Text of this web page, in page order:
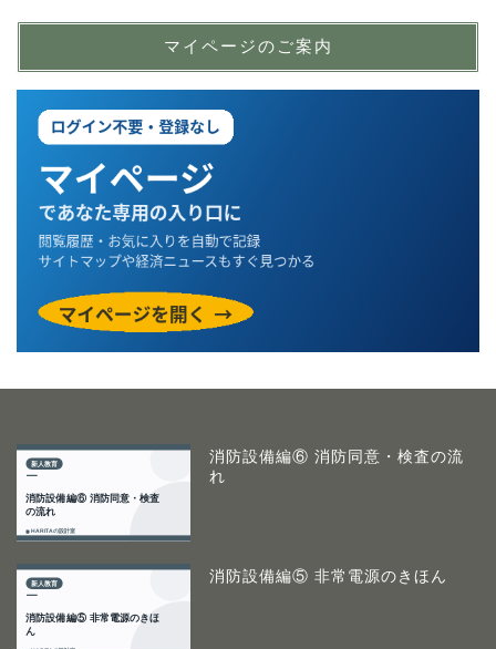
マイページのご案内
消防設備編⑥ 消防同意・検査の流
れ
消防設備編⑤ 非常電源のきほん